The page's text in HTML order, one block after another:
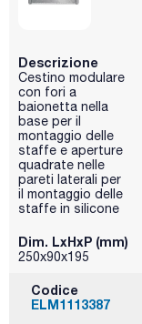
Descrizione
Cestino modulare
con fori a
baionetta nella
base per il
montaggio delle
staffe e aperture
quadrate nelle
pareti laterali per
il montaggio delle
staffe in silicone
Dim. LxHxP (mm)
250x90x195
Codice
ELM1113387